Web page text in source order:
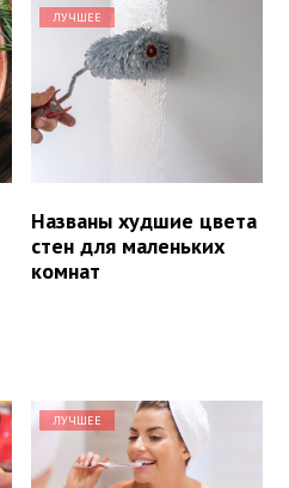
ЛУЧШЕЕ
Названы худшие цвета
стен для маленьких
комнат
ЛУЧШЕЕ